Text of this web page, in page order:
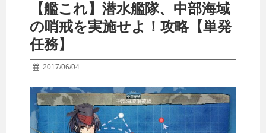
【艦これ】潜水艦隊、中部海域
の哨戒を実施せよ！攻略【単発
任務】
2017/06/04